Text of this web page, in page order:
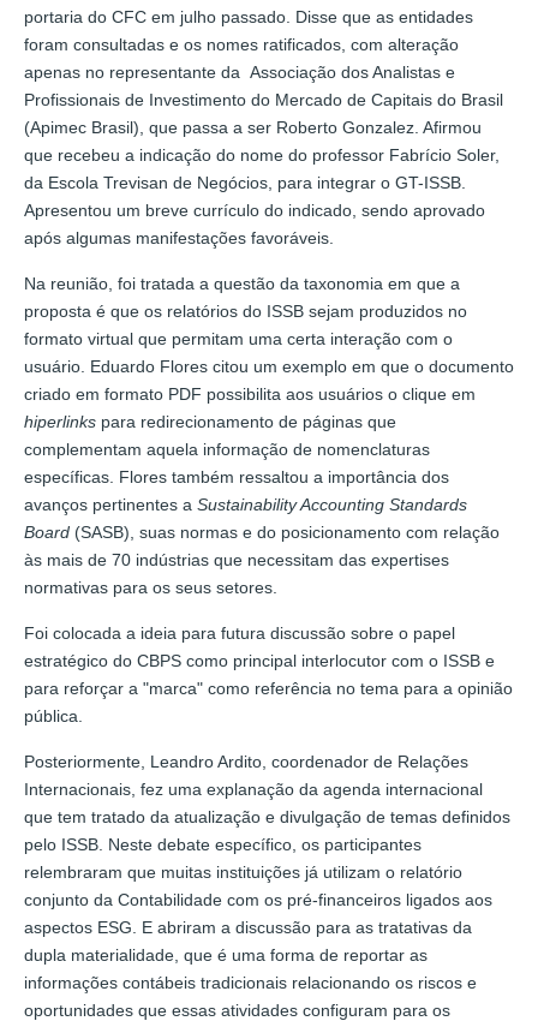
portaria do CFC em julho passado. Disse que as entidades
foram consultadas e os nomes ratificados, com alteração
apenas no representante da Associação dos Analistas e
Profissionais de Investimento do Mercado de Capitais do Brasil
(Apimec Brasil), que passa a ser Roberto Gonzalez. Afirmou
que recebeu a indicação do nome do professor Fabrício Soler,
da Escola Trevisan de Negócios, para integrar o GT-ISSB.
Apresentou um breve currículo do indicado, sendo aprovado
após algumas manifestações favoráveis.
Na reunião, foi tratada a questão da taxonomia em que a
proposta é que os relatórios do ISSB sejam produzidos no
formato virtual que permitam uma certa interação com o
usuário. Eduardo Flores citou um exemplo em que o documento
criado em formato PDF possibilita aos usuários o clique em
hiperlinks para redirecionamento de páginas que
complementam aquela informação de nomenclaturas
específicas. Flores também ressaltou a importância dos
avanços pertinentes a Sustainability Accounting Standards
Board (SASB), suas normas e do posicionamento com relação
às mais de 70 indústrias que necessitam das expertises
normativas para os seus setores.
Foi colocada a ideia para futura discussão sobre o papel
estratégico do CBPS como principal interlocutor com o ISSB e
para reforçar a "marca" como referência no tema para a opinião
pública.
Posteriormente, Leandro Ardito, coordenador de Relações
Internacionais, fez uma explanação da agenda internacional
que tem tratado da atualização e divulgação de temas definidos
pelo ISSB. Neste debate específico, os participantes
relembraram que muitas instituições já utilizam o relatório
conjunto da Contabilidade com os pré-financeiros ligados aos
aspectos ESG. E abriram a discussão para as tratativas da
dupla materialidade, que é uma forma de reportar as
informações contábeis tradicionais relacionando os riscos e
oportunidades que essas atividades configuram para os